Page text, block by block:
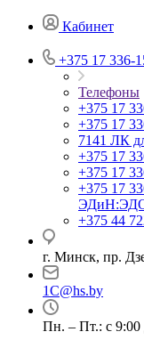
Кабинет
+375 17 336-
Телефоны
+375 17
+375 17
7141 ЛК
+375 17
+375 17
+375 17
+375 44
г. Минск, пр.
1C@hs.by
Пн. – Пт.: с 9:00